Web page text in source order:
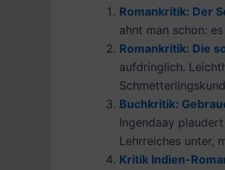
Romankritik: Der
ahnt man schon:
Romankritik: Die
aufdringlich.
Buchkritik:
Ingendaay
Lehrreiches unter,
Kritik Indien-